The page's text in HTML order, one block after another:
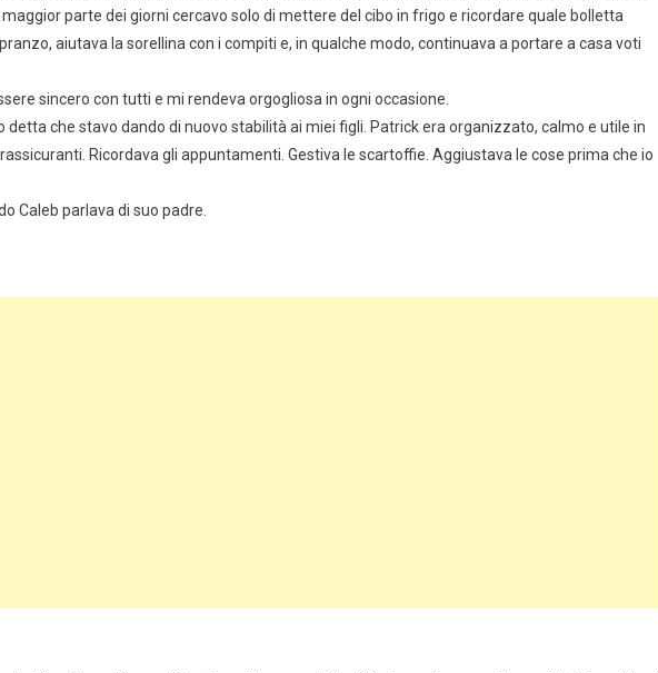
parte dei giorni cercavo solo di mettere del cibo in frigo e ricordare quale bolletta
aiutava la sorellina con i compiti e, in qualche modo, continuava a portare a casa voti
sincero con tutti e mi rendeva orgogliosa in ogni occasione.
detta che stavo dando di nuovo stabilità ai miei figli. Patrick era organizzato, calmo e utile in
Ricordava gli appuntamenti. Gestiva le scartoffie. Aggiustava le cose prima che io
Caleb parlava di suo padre.